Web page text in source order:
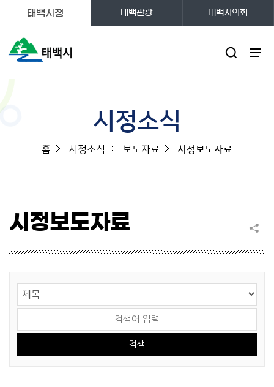
태백시청 태백관광 태백시의회
시정소식
홈 시정소식 보도자료 시정보도자료
시정보도자료